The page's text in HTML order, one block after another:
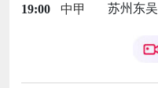
19:00 中甲 苏州东吴